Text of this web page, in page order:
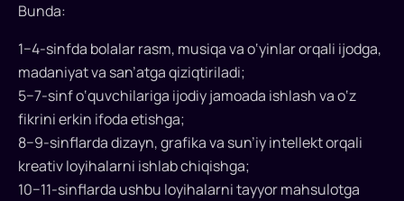
bo‘yicha
topshiriq
Bunda:
1−4-sinfda bolalar rasm, musiqa va o‘yinlar orqali ijodga,
madaniyat va san’atga qiziqtiriladi;
5−7-sinf o‘quvchilariga ijodiy jamoada ishlash va o‘z
fikrini erkin ifoda etishga;
8−9-sinflarda dizayn, grafika va sun’iy intellekt orqali
kreativ loyihalarni ishlab chiqishga;
10−11-sinflarda ushbu loyihalarni tayyor mahsulotga